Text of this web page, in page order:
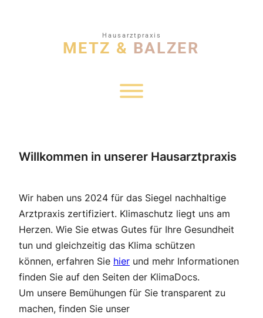
Willkommen in unserer Hausarztpraxis
Wir haben uns 2024 für das Siegel nachhaltige
Arztpraxis zertifiziert. Klimaschutz liegt uns am
Herzen. Wie Sie etwas Gutes für Ihre Gesundheit
tun und gleichzeitig das Klima schützen
können, erfahren Sie hier und mehr Informationen
finden Sie auf den Seiten der KlimaDocs.
Um unsere Bemühungen für Sie transparent zu
machen, finden Sie unser